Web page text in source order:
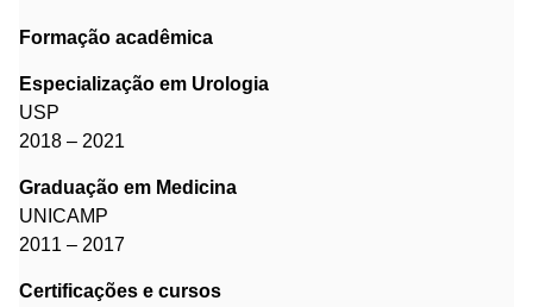
Formação acadêmica
Especialização em Urologia
USP
2018 – 2021
Graduação em Medicina
UNICAMP
2011 – 2017
Certificações e cursos